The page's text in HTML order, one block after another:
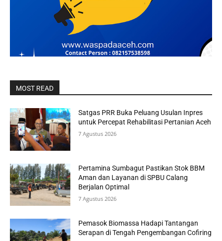
MOST READ
Satgas PRR Buka Peluang Usulan Inpres
untuk Percepat Rehabilitasi Pertanian Aceh
7 Agustus 2026
Pertamina Sumbagut Pastikan Stok BBM
Aman dan Layanan di SPBU Calang
Berjalan Optimal
7 Agustus 2026
Pemasok Biomassa Hadapi Tantangan
Serapan di Tengah Pengembangan Cofiring